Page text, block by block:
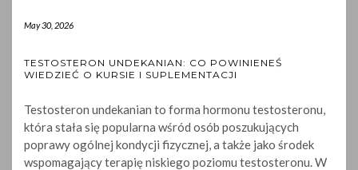
May 30, 2026
TESTOSTERON UNDEKANIAN: CO POWINIENEŚ
WIEDZIEĆ O KURSIE I SUPLEMENTACJI
Testosteron undekanian to forma hormonu testosteronu,
która stała się popularna wśród osób poszukujących
poprawy ogólnej kondycji fizycznej, a także jako środek
wspomagający terapię niskiego poziomu testosteronu. W